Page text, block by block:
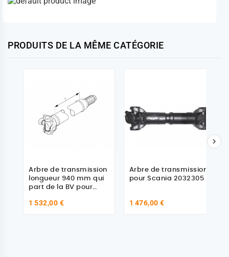
PRODUITS DE LA MÊME CATÉGORIE
Arbre de transmission
longueur 940 mm qui
part de la BV pour
1 532,00 €
Arbre de transmission
pour Scania 2032305
1 476,00 €
